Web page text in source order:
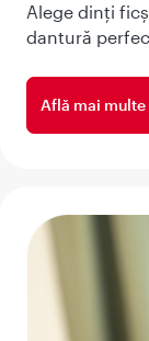
Alege dinți
dantură
Află mai multe